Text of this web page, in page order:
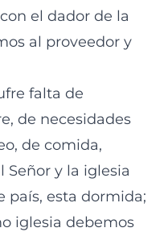
el dador de la
al proveedor y
falta de
de necesidades
de comida,
Señor y la iglesia
país, esta dormida;
iglesia debemos